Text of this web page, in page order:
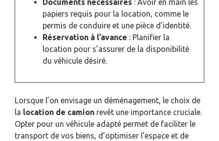
Documents nécessaires : Avoir en main les
papiers requis pour la location, comme le
permis de conduire et une pièce d’identité.
Réservation à l’avance : Planifier la
location pour s’assurer de la disponibilité
du véhicule désiré.
Lorsque l’on envisage un déménagement, le choix de
la location de camion revêt une importance cruciale.
Opter pour un véhicule adapté permet de faciliter le
transport de vos biens, d’optimiser l’espace et de